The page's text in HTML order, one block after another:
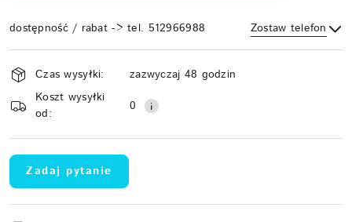
dostępność / rabat -> tel. 512966988 Zostaw telefon
Wyślij
Dostępność
i
dostawa
Czas wysyłki:
zazwyczaj 48 godzin
Koszt wysyłki
od:
0
Zadaj pytanie